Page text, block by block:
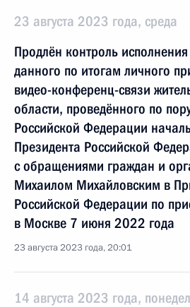
23 августа 2023 года, среда
Продлён контроль
данного по итогам личного
видео-конференц-связи
области, проведённого по
Российской Федерации
Президента Российской
с обращениями граждан и
Михаилом Михайловским в
Российской Федерации по
в Москве 7 июня 2022 года
23 августа 2023 года, 20:01
14 августа 2023 года,